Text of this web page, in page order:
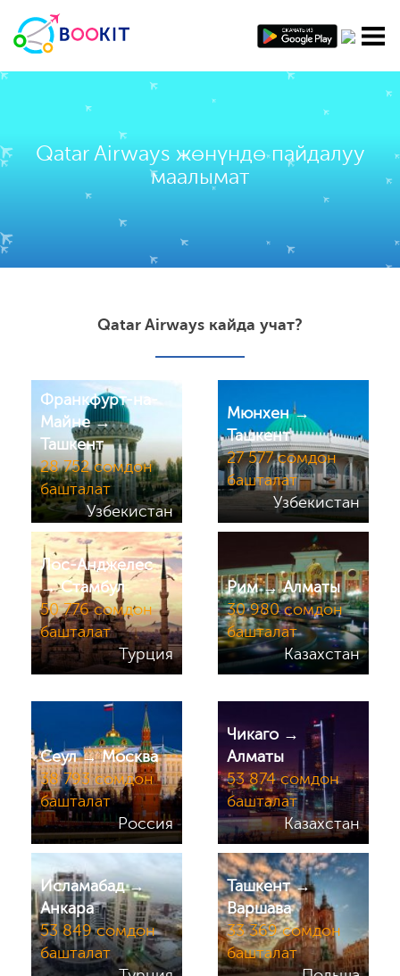
Qatar Airways жөнүндө пайдалуу
маалымат
Qatar Airways кайда учат?
Франкфурт-на-
Майне →
Ташкент
28 752 сомдон
башталат
Узбекистан
Мюнхен →
Ташкент
27 577 сомдон
башталат
Узбекистан
Лос-Анджелес
→ Стамбул
50 776 сомдон
башталат
Турция
Рим → Алматы
30 980 сомдон
башталат
Казахстан
Сеул → Москва
38 793 сомдон
башталат
Россия
Чикаго →
Алматы
53 874 сомдон
башталат
Казахстан
Исламабад →
Анкара
53 849 сомдон
башталат
Ташкент →
Варшава
33 369 сомдон
башталат